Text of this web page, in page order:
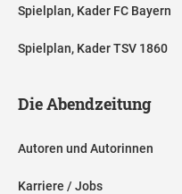
Spielplan, Kader FC Bayern
Spielplan, Kader TSV 1860
Die Abendzeitung
Autoren und Autorinnen
Karriere / Jobs